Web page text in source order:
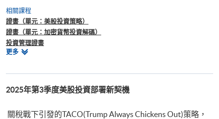
相關課程
證書（單元：美股投資策略）
證書（單元：加密貨幣投資解碼）
投資管理證書
證書(單元 : 股票投資策略)
證書(單元 : 外匯、衍生工具、結構性產品及對沖基金交易策略)
證書（單元 : 全方位基礎金融交易策略）
更多相
2025年第3季度美股投資部署新契機
關稅戰下引發的TACO(Trump Always Chickens Out)策略，